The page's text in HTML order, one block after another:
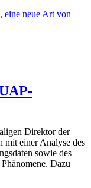
eine neue Art von
Direktor der
einer Analyse des
sowie des
Dazu